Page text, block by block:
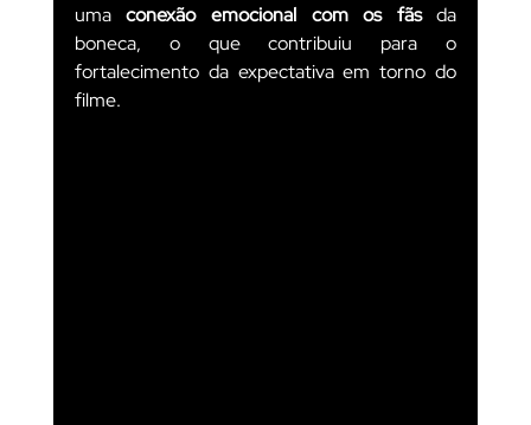
uma conexão emocional com os fãs da
boneca, o que contribuiu para o
fortalecimento da expectativa em torno do
filme.